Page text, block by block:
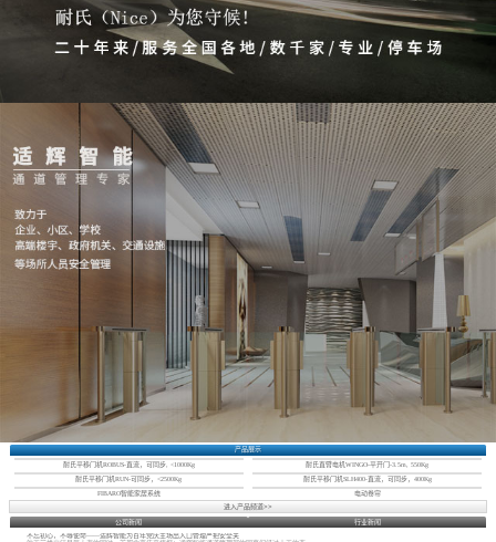
产品展示
耐氏平移门机ROBUS-直流，可同步, <1000Kg 耐氏直臂电机WINGO-平开门-3.5m, 550Kg
耐氏平移门机RUN-可同步，<2500Kg 耐氏平移门机SLH400-直流，可同步，400Kg
FIBARO智能家居系统
电动卷帘
进入产品频道>>
公司新闻
行业新闻
不忘初心，不辱使命——适辉智能为百年党庆主场出入口管理严把安全关